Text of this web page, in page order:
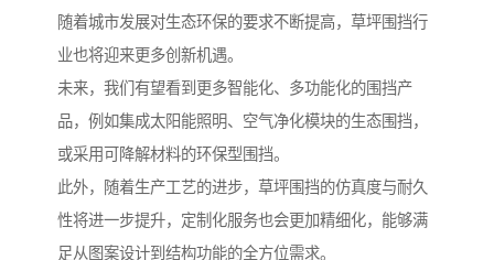
随着城市发展对生态环保的要求不断提高，草坪围挡行
业也将迎来更多创新机遇。
未来，我们有望看到更多智能化、多功能化的围挡产
品，例如集成太阳能照明、空气净化模块的生态围挡，
或采用可降解材料的环保型围挡。
此外，随着生产工艺的进步，草坪围挡的仿真度与耐久
性将进一步提升，定制化服务也会更加精细化，能够满
足从图案设计到结构功能的全方位需求。